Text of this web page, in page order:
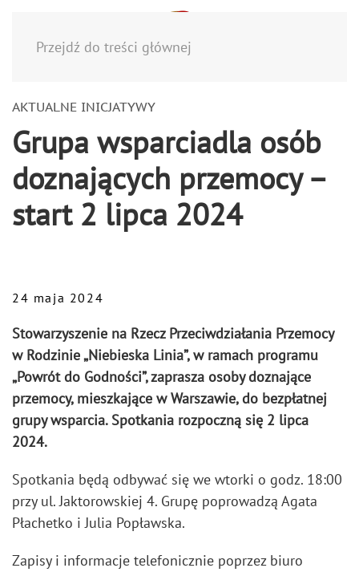
Przejdź do treści głównej
AKTUALNE INICJATYWY
Grupa wsparciadla osób
doznających przemocy –
start 2 lipca 2024
24 maja 2024
Stowarzyszenie na Rzecz Przeciwdziałania Przemocy
w Rodzinie „Niebieska Linia”, w ramach programu
„Powrót do Godności”, zaprasza osoby doznające
przemocy, mieszkające w Warszawie, do bezpłatnej
grupy wsparcia. Spotkania rozpoczną się 2 lipca
2024.
Spotkania będą odbywać się we wtorki o godz. 18:00
przy ul. Jaktorowskiej 4. Grupę poprowadzą Agata
Płachetko i Julia Popławska.
Zapisy i informacje telefonicznie poprzez biuro